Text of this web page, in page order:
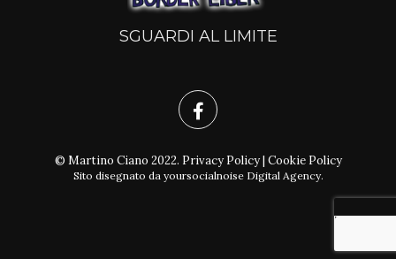
SGUARDI AL LIMITE
© Martino Ciano 2022. Privacy Policy| Cookie Policy
Sito disegnato da yoursocialnoise Digital Agency.